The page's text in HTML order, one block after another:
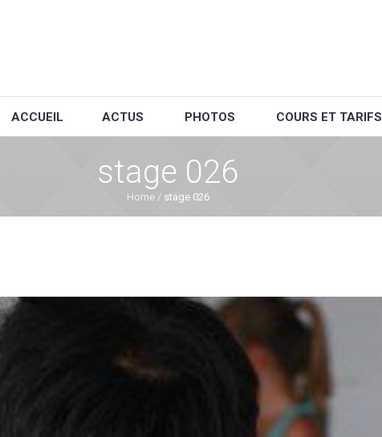
ACCUEIL ACTUS PHOTOS COURS ET TARIFS
stage 026
Home / stage 026